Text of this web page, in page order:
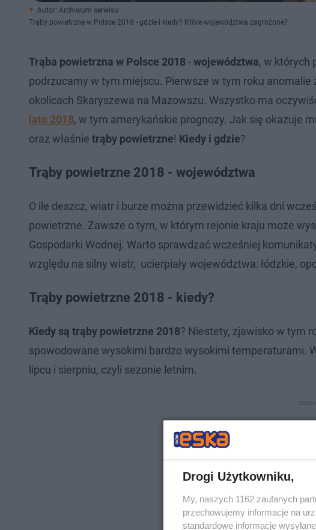
Autor: Archiwum serwisu
Trąby powietrzne w Polsce 2018 - gdzie i kiedy? Które województwa zagrożone?
Trąba powietrzna w Polsce 2018-województwa, w których
podrzucamy w tym miejscu. Pierwsze w tym roku
okolicach Skaryszewa na Mazowszu. Wszystko ma
lato 2018, w tym amerykańskie prognozy. Jak się okazuje
oraz właśnie trąby powietrzne! Kiedy i gdzie?
Trąby powietrzne 2018 - województwa
O ile deszcz, wiatr i burze można przewidzieć kilka dni
powietrzne. Zawsze o tym, w którym rejonie kraju może
Gospodarki Wodnej. Warto sprawdzać wcześniej
względu na silny wiatr, ucierpiały województwa: łódzkie,
Trąby powietrzne 2018 - kiedy?
Kiedy są trąby powietrzne 2018? Niestety, zjawisko w tym
spowodowane wysokimi bardzo wysokimi temperaturami.
lipcu i sierpniu, czyli sezonie letnim.
Drogi Użytkowniku,
My, naszych 1162 zaufanych
przechowujemy informacje na
standardowe informacje